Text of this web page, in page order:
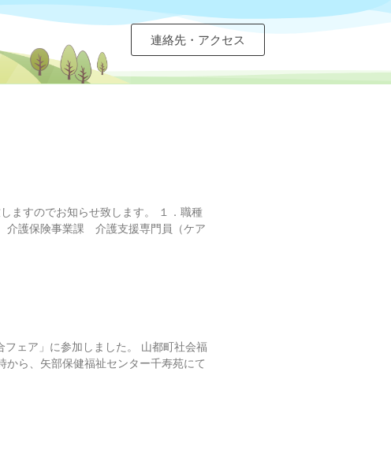
連絡先・アクセス
ますのでお知らせ致します。 １．職種
保険事業課 介護支援専門員（ケア
ェア」に参加しました。 山都町社会福
ら、矢部保健福祉センター千寿苑にて